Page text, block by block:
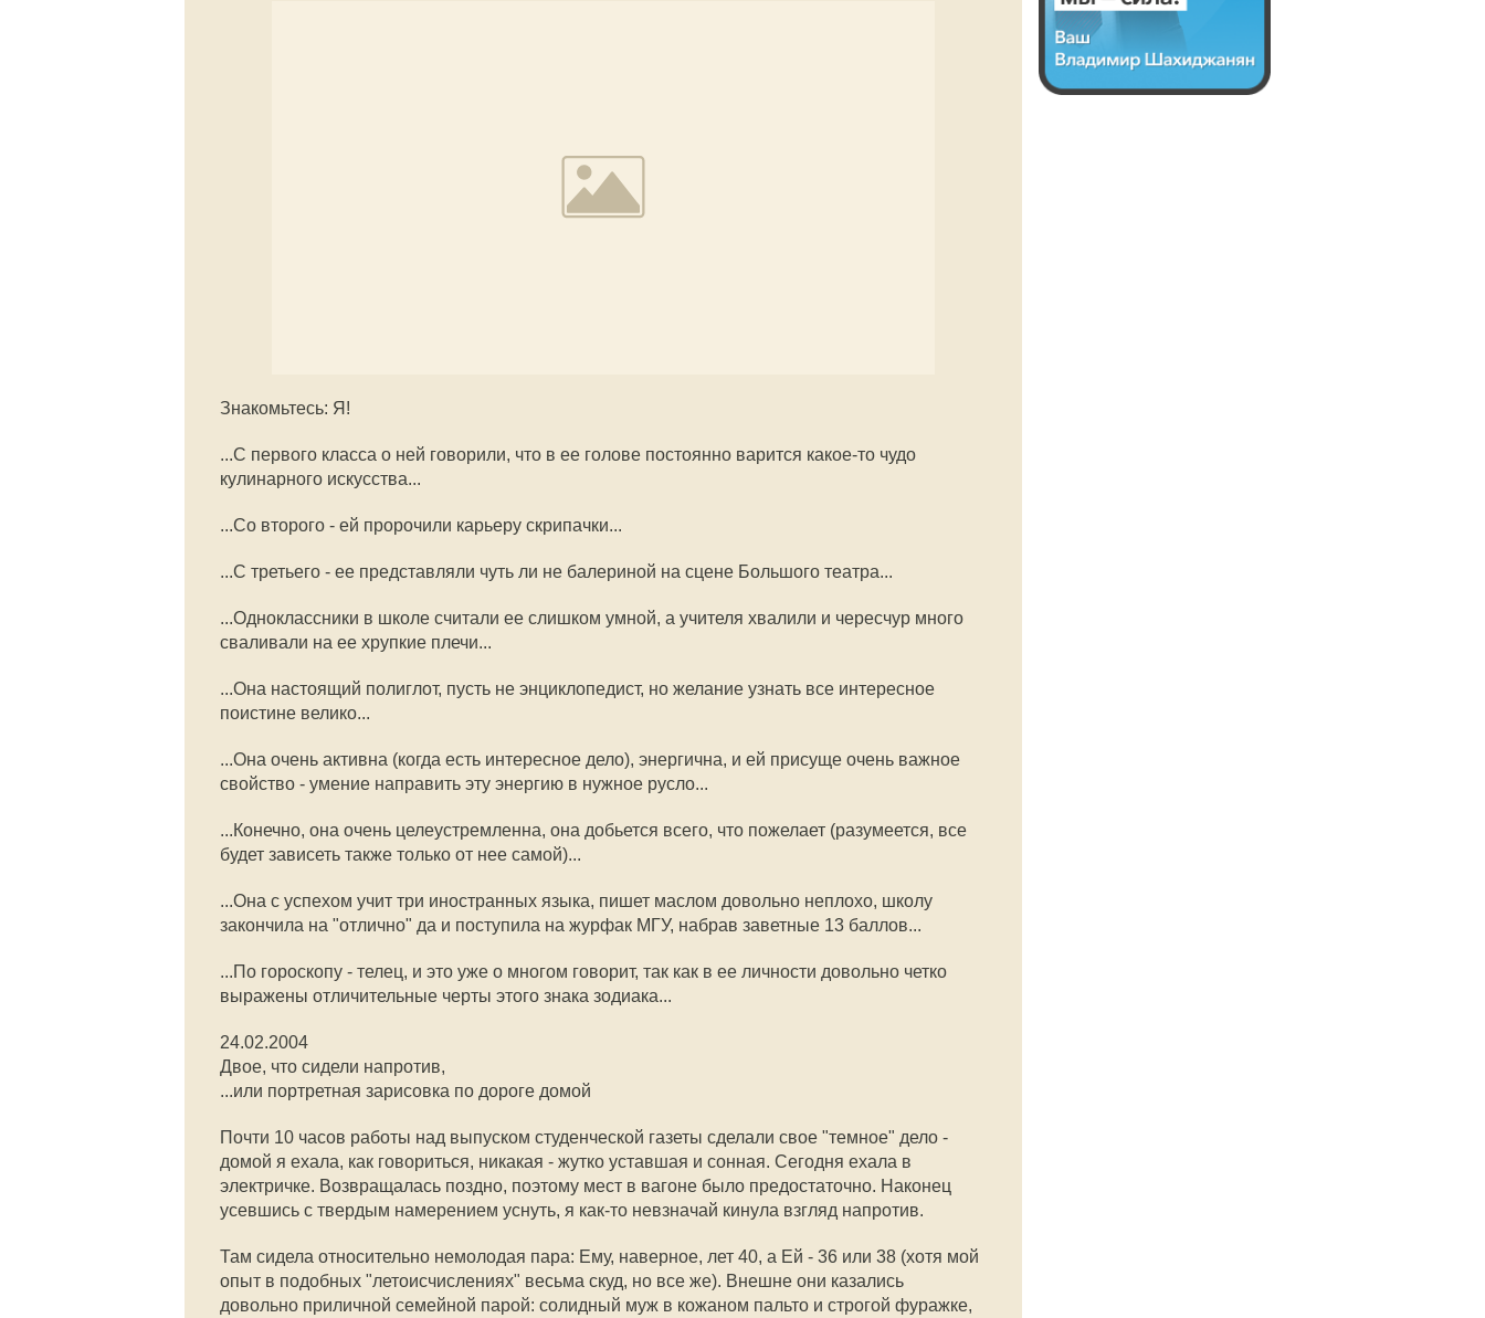
Знакомьтесь: Я!
...С первого класса о ней говорили, что в ее голове постоянно варится какое-то чудо
кулинарного искусства...
...Со второго - ей пророчили карьеру скрипачки...
...С третьего - ее представляли чуть ли не балериной на сцене Большого театра...
...Одноклассники в школе считали ее слишком умной, а учителя хвалили и чересчур много
сваливали на ее хрупкие плечи...
...Она настоящий полиглот, пусть не энциклопедист, но желание узнать все интересное
поистине велико...
...Она очень активна (когда есть интересное дело), энергична, и ей присуще очень важное
свойство - умение направить эту энергию в нужное русло...
...Конечно, она очень целеустремленна, она добьется всего, что пожелает (разумеется, все
будет зависеть также только от нее самой)...
...Она с успехом учит три иностранных языка, пишет маслом довольно неплохо, школу
закончила на "отлично" да и поступила на журфак МГУ, набрав заветные 13 баллов...
...По гороскопу - телец, и это уже о многом говорит, так как в ее личности довольно четко
выражены отличительные черты этого знака зодиака...
24.02.2004
Двое, что сидели напротив,
...или портретная зарисовка по дороге домой
Почти 10 часов работы над выпуском студенческой газеты сделали свое "темное" дело -
домой я ехала, как говориться, никакая - жутко уставшая и сонная. Сегодня ехала в
электричке. Возвращалась поздно, поэтому мест в вагоне было предостаточно. Наконец
усевшись с твердым намерением уснуть, я как-то невзначай кинула взгляд напротив.
Там сидела относительно немолодая пара: Ему, наверное, лет 40, а Ей - 36 или 38 (хотя мой
опыт в подобных "летоисчислениях" весьма скуд, но все же). Внешне они казались
довольно приличной семейной парой: солидный муж в кожаном пальто и строгой фуражке,